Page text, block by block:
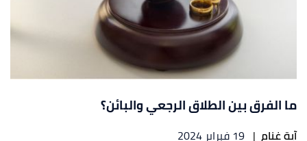
ما الفرق بين الطلاق الرجعي والبائن؟
آية غنام | 19 فبراير 2024